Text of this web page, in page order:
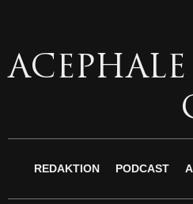
ACEPHALE
REDAKTION PODCAST